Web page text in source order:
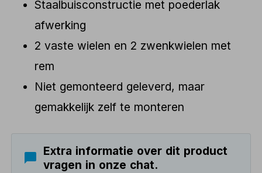
Staalbuisconstructie met poederlak
afwerking
2 vaste wielen en 2 zwenkwielen met
rem
Niet gemonteerd geleverd, maar
gemakkelijk zelf te monteren
Extra informatie over dit product
vragen in onze chat.